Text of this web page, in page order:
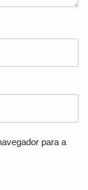
para a